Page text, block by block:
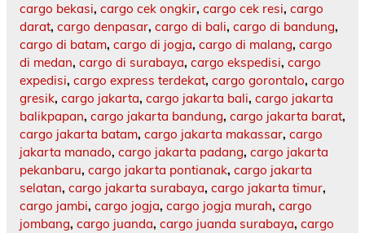
cargo bekasi, cargo cek ongkir, cargo cek resi, cargo
darat, cargo denpasar, cargo di bali, cargo di bandung,
cargo di batam, cargo di jogja, cargo di malang, cargo
di medan, cargo di surabaya, cargo ekspedisi, cargo
expedisi, cargo express terdekat, cargo gorontalo, cargo
gresik, cargo jakarta, cargo jakarta bali, cargo jakarta
balikpapan, cargo jakarta bandung, cargo jakarta barat,
cargo jakarta batam, cargo jakarta makassar, cargo
jakarta manado, cargo jakarta padang, cargo jakarta
pekanbaru, cargo jakarta pontianak, cargo jakarta
selatan, cargo jakarta surabaya, cargo jakarta timur,
cargo jambi, cargo jogja, cargo jogja murah, cargo
jombang, cargo juanda, cargo juanda surabaya, cargo